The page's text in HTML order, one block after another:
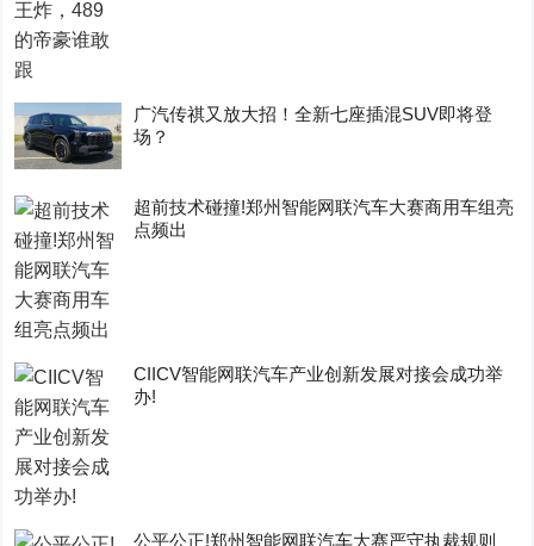
广汽传祺又放大招！全新七座插混SUV即将登
场？
超前技术碰撞!郑州智能网联汽车大赛商用车组亮
点频出
CIICV智能网联汽车产业创新发展对接会成功举
办!
公平公正!郑州智能网联汽车大赛严守执裁规则